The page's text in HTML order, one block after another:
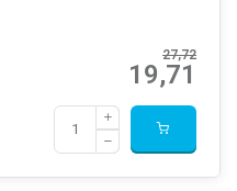
27,72
19,71